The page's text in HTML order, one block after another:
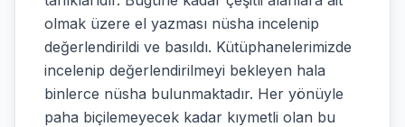
olmak üzere el yazması nüsha incelenip
değerlendirildi ve basıldı. Kütüphanelerimizde
incelenip değerlendirilmeyi bekleyen hala
binlerce nüsha bulunmaktadır. Her yönüyle
paha biçilemeyecek kadar kıymetli olan bu